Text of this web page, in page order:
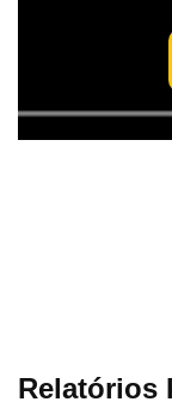
Relatórios